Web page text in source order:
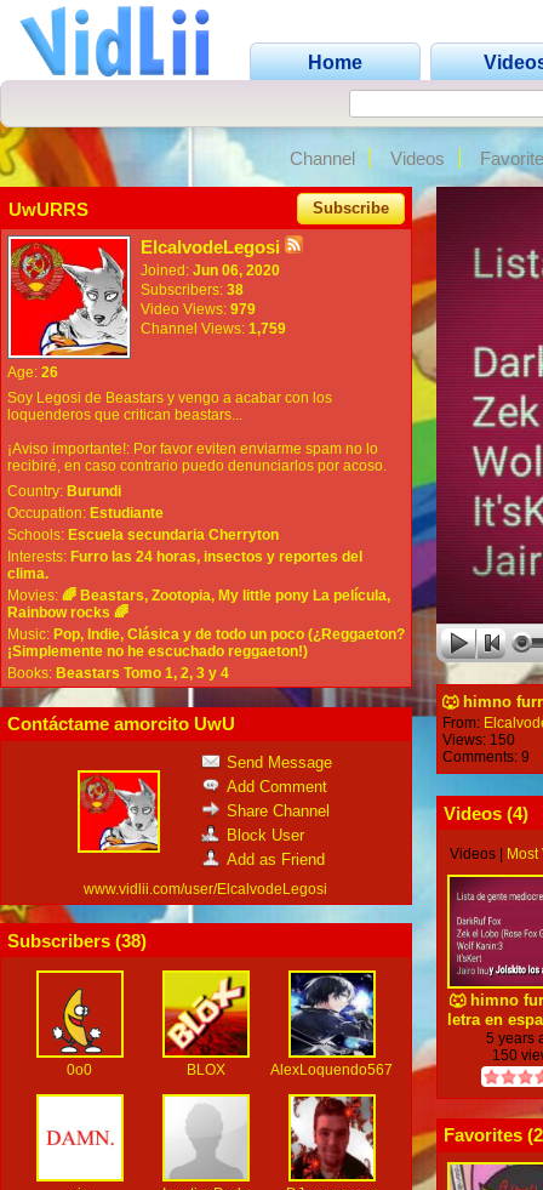
Home
Channel Videos
UwURRS Subscribe
ElcalvodeLegosi
Joined: Jun 06, 2020
Subscribers: 38
Video Views: 979
Channel Views: 1,759
Age: 26
Soy Legosi de Beastars y vengo a acabar con los
loquenderos que critican beastars...
¡Aviso importante!: Por favor eviten enviarme spam no lo
recibiré, en caso contrario puedo denunciarlos por acoso.
Country: Burundi
Occupation: Estudiante
Schools: Escuela secundaria Cherryton
Interests: Furro las 24 horas, insectos y reportes del
clima.
Movies: 🌈 Beastars, Zootopia, My little pony La película,
Rainbow rocks 🌈
Music: Pop, Indie, Clásica y de todo un poco (¿Reggaeton?
¡Simplemente no he escuchado reggaeton!)
Books: Beastars Tomo 1, 2, 3 y 4
Contáctame amorcito UwU
Send Message
Add Comment
Share Channel
Block User
Add as Friend
www.vidlii.com/user/ElcalvodeLegosi
Subscribers (38)
0o0 BLOX AlexLoquendo567
🐺 himno
From:
Views: 150
Comments: 9
Videos (4)
Videos
🐺 himno
letra en
5 years
150
Favorites (